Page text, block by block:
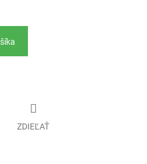
ZDIEĽAŤ